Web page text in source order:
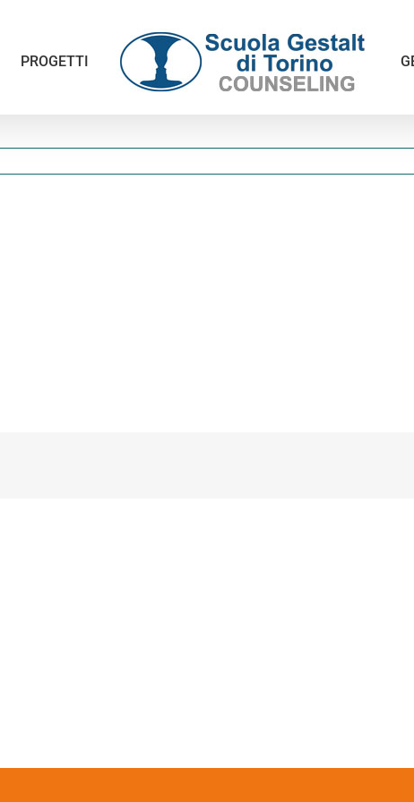
PROGETTI